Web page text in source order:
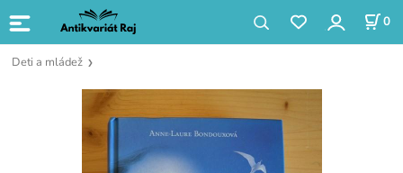
0
Deti a mládež